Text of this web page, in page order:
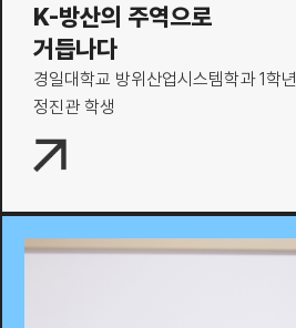
K-방산의 주역으로
거듭나다
경일대학교 방위산업시스템학과 1학년
정진관 학생